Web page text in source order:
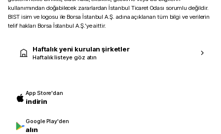
kullanımından doğabilecek zararlardan İstanbul Ticaret Odası sorumlu değildir.
BIST isim ve logosu ile Borsa İstanbul A.Ş. adına açıklanan tüm bilgi ve verilerin
telif hakları Borsa İstanbul A.Ş.’ye aittir.
Haftalık yeni kurulan şirketler
Haftalık listeye göz atın
App Store'dan
indirin
Google Play'den
alın